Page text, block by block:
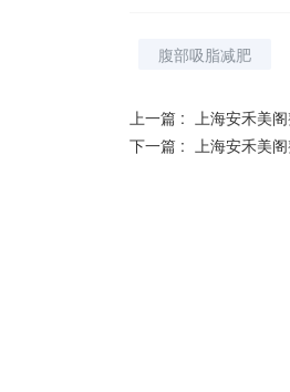
腹部吸脂减肥
上一篇 : 上海安禾美
下一篇 : 上海安禾美